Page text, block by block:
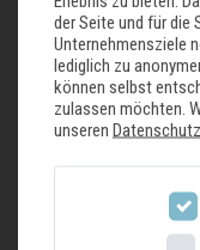
der Seite und für die
Unternehmensziele
lediglich zu
können selbst
zulassen möchten.
unseren